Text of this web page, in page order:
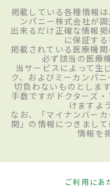
掲載している各種情報
ンパニー株式会社が
出来るだけ正確な情報
に保証する
掲載されている医療機
必ず該当の医療
当サービスによって生
ク、およびミーカンパ
切負わないものとしま
手数ですがドクターズ
けますよ
なお、「マイナンバー
関」の情報につきまし
情報を
ご利用にあ